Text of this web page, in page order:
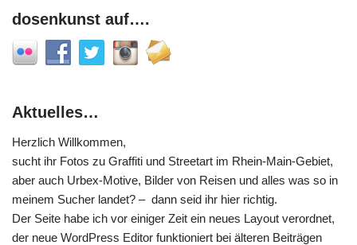
dosenkunst auf….
Aktuelles…
Herzlich Willkommen,
sucht ihr Fotos zu Graffiti und Streetart im Rhein-Main-Gebiet,
aber auch Urbex-Motive, Bilder von Reisen und alles was so in
meinem Sucher landet? – dann seid ihr hier richtig.
Der Seite habe ich vor einiger Zeit ein neues Layout verordnet,
der neue WordPress Editor funktioniert bei älteren Beiträgen